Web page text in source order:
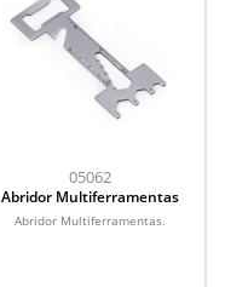
05062
Abridor Multiferramentas
Abridor Multiferramentas.